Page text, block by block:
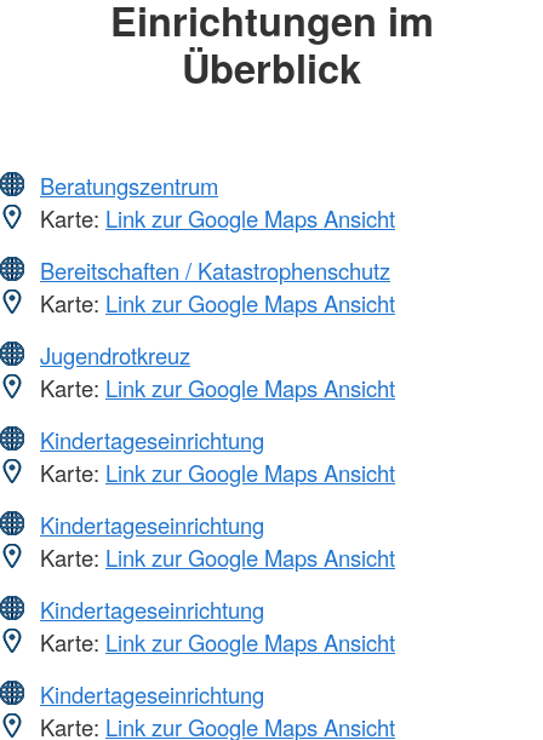
Einrichtungen im
Überblick
Beratungszentrum
Karte: Link zur Google Maps Ansicht
Bereitschaften / Katastrophenschutz
Karte: Link zur Google Maps Ansicht
Jugendrotkreuz
Karte: Link zur Google Maps Ansicht
Kindertageseinrichtung
Karte: Link zur Google Maps Ansicht
Kindertageseinrichtung
Karte: Link zur Google Maps Ansicht
Kindertageseinrichtung
Karte: Link zur Google Maps Ansicht
Kindertageseinrichtung
Karte: Link zur Google Maps Ansicht